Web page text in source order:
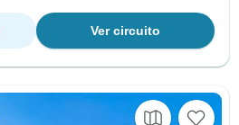
Ver circuito